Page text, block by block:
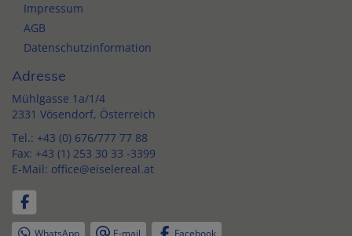
Impressum
AGB
Datenschutzinformation
Adresse
Mühlgasse 1a/1/4
2331 Vösendorf, Österreich
Tel.: +43 (0) 676/777 77 88
Fax: +43 (1) 253 30 33 -3399
E-Mail: office@eiselereal.at